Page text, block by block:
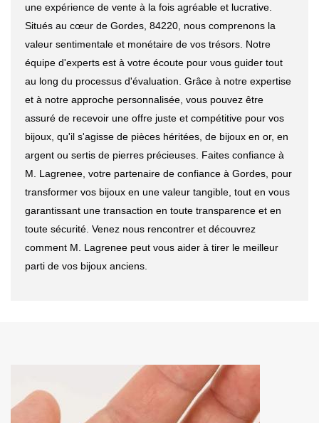
une expérience de vente à la fois agréable et lucrative.
Situés au cœur de Gordes, 84220, nous comprenons la
valeur sentimentale et monétaire de vos trésors. Notre
équipe d'experts est à votre écoute pour vous guider tout
au long du processus d'évaluation. Grâce à notre expertise
et à notre approche personnalisée, vous pouvez être
assuré de recevoir une offre juste et compétitive pour vos
bijoux, qu'il s'agisse de pièces héritées, de bijoux en or, en
argent ou sertis de pierres précieuses. Faites confiance à
M. Lagrenee, votre partenaire de confiance à Gordes, pour
transformer vos bijoux en une valeur tangible, tout en vous
garantissant une transaction en toute transparence et en
toute sécurité. Venez nous rencontrer et découvrez
comment M. Lagrenee peut vous aider à tirer le meilleur
parti de vos bijoux anciens.